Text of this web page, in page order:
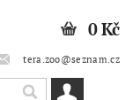
tera.zoo@seznam.cz
0 Kč